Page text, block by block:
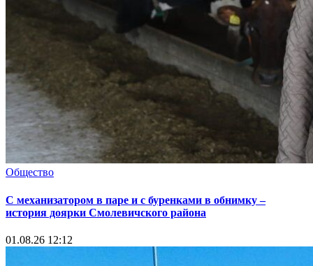
Общество
С механизатором в паре и с буренками в обнимку –
история доярки Смолевичского района
01.08.26 12:12